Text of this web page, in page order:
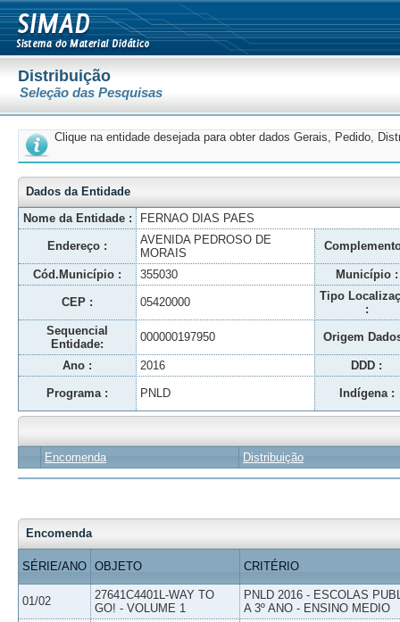
Distribuição
Seleção das Pesquisas
Clique na entidade desejada para obter dados Gerais, Pedido,
Dados da Entidade
Nome da Entidade :
FERNAO DIAS PAES
Endereço :
AVENIDA PEDROSO DE
MORAIS
Cód.Município : 355030 Município :
CEP : 05420000
Tipo
:
Sequencial
Entidade:
000000197950 Origem
Ano : 2016 DDD :
Programa : PNLD Indígena :
Encomenda Distribuição
Encomenda
SÉRIE/ANO OBJETO CRITÉRIO
01/02
27641C4401L-WAY TO
GO! - VOLUME 1
PNLD 2016 - ESCOLAS
A 3º ANO - ENSINO MEDIO